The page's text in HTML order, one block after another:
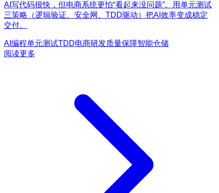
AI写代码很快，但电商系统更怕“看起来没问题”。用单元测试
三策略（逻辑验证、安全网、TDD驱动）把AI效率变成稳定
交付。
AI编程单元测试TDD电商研发质量保障智能仓储
阅读更多